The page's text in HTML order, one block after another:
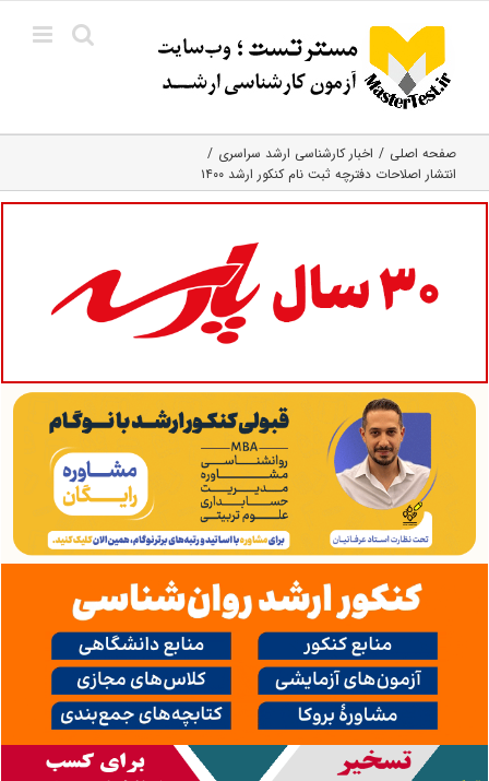
content
صفحه اصلی
اخبار کارشناسی ارشد سراسری
انتشار اصلاحات دفترچه ثبت نام کنکور ارشد ۱۴۰۰